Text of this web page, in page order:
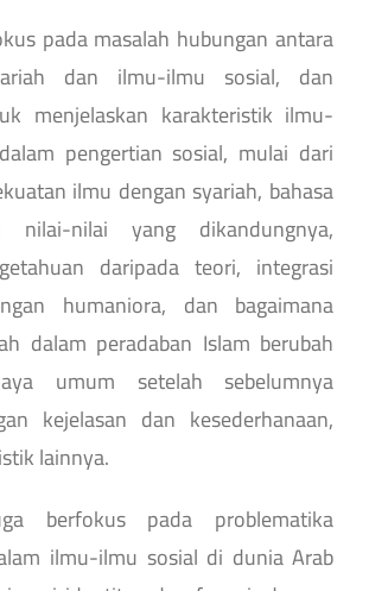
pada masalah hubungan antara
dan ilmu-ilmu sosial, dan
menjelaskan karakteristik ilmu-
pengertian sosial, mulai dari
ilmu dengan syariah, bahasa
nilai-nilai yang dikandungnya,
daripada teori, integrasi
humaniora, dan bagaimana
dalam peradaban Islam berubah
umum setelah sebelumnya
kejelasan dan kesederhanaan,
lainnya.
berfokus pada problematika
ilmu-ilmu sosial di dunia Arab